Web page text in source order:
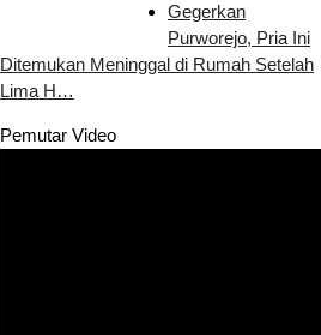
Gegerkan
Purworejo, Pria Ini
Ditemukan Meninggal di Rumah Setelah
Lima H…
Pemutar Video